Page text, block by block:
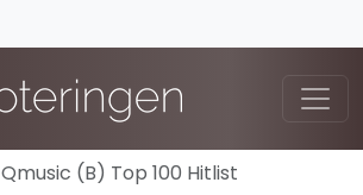
Qmusic (B) Top 100 Hitlist